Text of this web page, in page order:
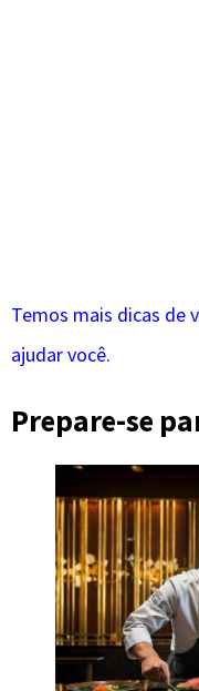
Temos mais dicas de
ajudar você.
Prepare-se